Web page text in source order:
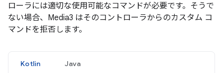
ローラには適切な使用可能なコマンドが必要です。そうで
ない場合、Media3 はそのコントローラからのカスタム コ
マンドを拒否します。
Kotlin Java